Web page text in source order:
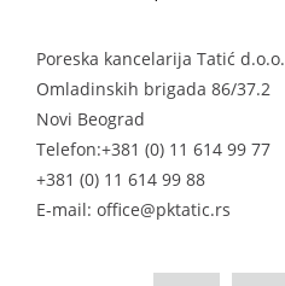
Poreska kancelarija Tatić d.o.o.
Omladinskih brigada 86/37.2
Novi Beograd
Telefon:+381 (0) 11 614 99 77
+381 (0) 11 614 99 88
E-mail: office@pktatic.rs